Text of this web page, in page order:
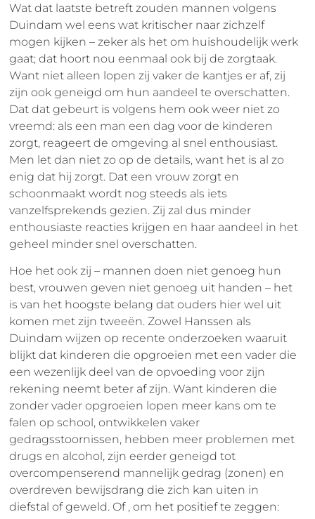
Wat dat laatste betreft zouden mannen volgens
Duindam wel eens wat kritischer naar zichzelf
mogen kijken – zeker als het om huishoudelijk werk
gaat; dat hoort nou eenmaal ook bij de zorgtaak.
Want niet alleen lopen zij vaker de kantjes er af, zij
zijn ook geneigd om hun aandeel te overschatten.
Dat dat gebeurt is volgens hem ook weer niet zo
vreemd: als een man een dag voor de kinderen
zorgt, reageert de omgeving al snel enthousiast.
Men let dan niet zo op de details, want het is al zo
enig dat hij zorgt. Dat een vrouw zorgt en
schoonmaakt wordt nog steeds als iets
vanzelfsprekends gezien. Zij zal dus minder
enthousiaste reacties krijgen en haar aandeel in het
geheel minder snel overschatten.
Hoe het ook zij – mannen doen niet genoeg hun
best, vrouwen geven niet genoeg uit handen – het
is van het hoogste belang dat ouders hier wel uit
komen met zijn tweeën. Zowel Hanssen als
Duindam wijzen op recente onderzoeken waaruit
blijkt dat kinderen die opgroeien met een vader die
een wezenlijk deel van de opvoeding voor zijn
rekening neemt beter af zijn. Want kinderen die
zonder vader opgroeien lopen meer kans om te
falen op school, ontwikkelen vaker
gedragsstoornissen, hebben meer problemen met
drugs en alcohol, zijn eerder geneigd tot
overcompenserend mannelijk gedrag (zonen) en
overdreven bewijsdrang die zich kan uiten in
diefstal of geweld. Of , om het positief te zeggen: